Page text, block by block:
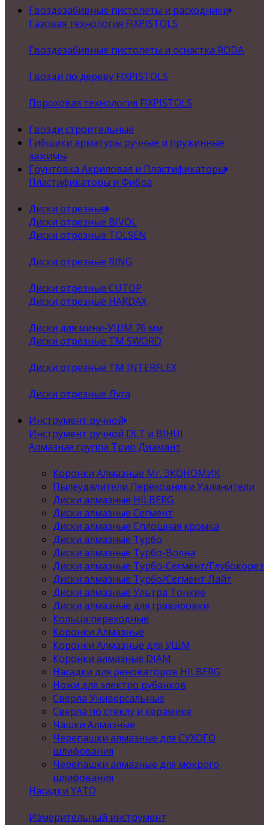
Гвоздезабивные пистолеты и расходники
Газовая технология FIXPISTOLS
Гвоздезабивные пистолеты и оснастка RODA
Гвозди по дереву FIXPISTOLS
Пороховая технология FIXPISTOLS
Гвозди строительные
Гибщики арматуры ручные и пружинные
зажимы
Грунтовка Акриловая и Пластификаторы
Пластификаторы и Фибра
Диски отрезные
Диски отрезные BIVOL
Диски отрезные TOLSEN
Диски отрезные RING
Диски отрезные CUTOP
Диски отрезные HARDAX
Диски для мини-УШМ 76 мм
Диски отрезные ТМ SWORD
Диски отрезные ТМ INTERFLEX
Диски отрезные Луга
Инструмент ручной
Инструмент ручной DLT и BIHUI
Алмазная группа Трио Диамант
Коронки Алмазные Mr. ЭКОНОМИК
Пылеудалители Переходники Удлинители
Диски алмазные HILBERG
Диски алмазные Сегмент
Диски алмазные Сплошная кромка
Диски алмазные Турбо
Диски алмазные Турбо-Волна
Диски алмазные Турбо-Сегмент/Глубокорез
Диски алмазные Турбо/Сегмент Лайт
Диски алмазные Ультра Тонкие
Диски алмазные для гравировки
Кольца переходные
Коронки Алмазные
Коронки Алмазные для УШМ
Коронки алмазные DIAM
Насадки для реноваторов HILBERG
Ножи для электро рубанков
Сверла Универсальные
Сверла по стеклу и керамике
Чашки Алмазные
Черепашки алмазные для СУХОГО
шлифования
Черепашки алмазные для мокрого
шлифования
Насадки YATO
Измерительный инструмент